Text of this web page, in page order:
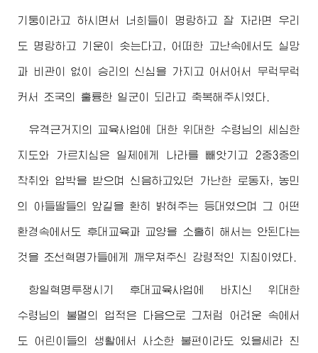
기둥이라고 하시면서 너희들이 명랑하고 잘 자라면 우리
도 명랑하고 기운이 솟는다고, 어떠한 고난속에서도 실망
과 비관이 없이 승리의 신심을 가지고 어서어서 무럭무럭
커서 조국의 훌륭한 일군이 되라고 축복해주시였다.
유격근거지의 교육사업에 대한위대한 수령님 의 세심한
지도와 가르치심은 일제에게 나라를 빼앗기고 2중3중의
착취와 압박을 받으며 신음하고있던 가난한 로동자, 농민
의 아들딸들의 앞길을 환히 밝혀주는 등대였으며 그 어떤
환경속에서도 후대교육과 교양을 소홀히 해서는 안된다는
것을 조선혁명가들에게 깨우쳐주신 강령적인 지침이였다.
항일혁명투쟁시기 후대교육사업에 바치신 위대한
수령님 의 불멸의 업적은 다음으로 그처럼 어려운 속에서
도 어린이들의 생활에서 사소한 불편이라도 있을세라 친